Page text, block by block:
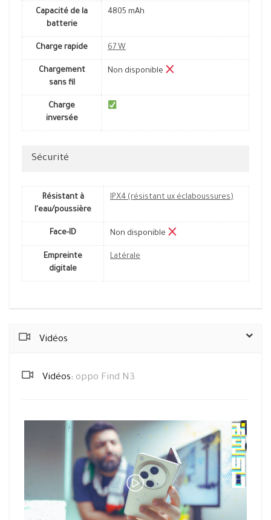
Capacité de la
batterie
4805 mAh
Charge rapide 67 W
Chargement
sans fil
Non disponible
Charge
inversée
Sécurité
Résistant à
l'eau/poussière
IPX4 (résistant ux éclaboussures)
Face-ID Non disponible
Empreinte
digitale
Latérale
Vidéos
Vidéos: oppo Find N3